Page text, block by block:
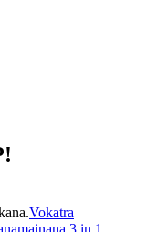
Vokatra
3 in 1 ,